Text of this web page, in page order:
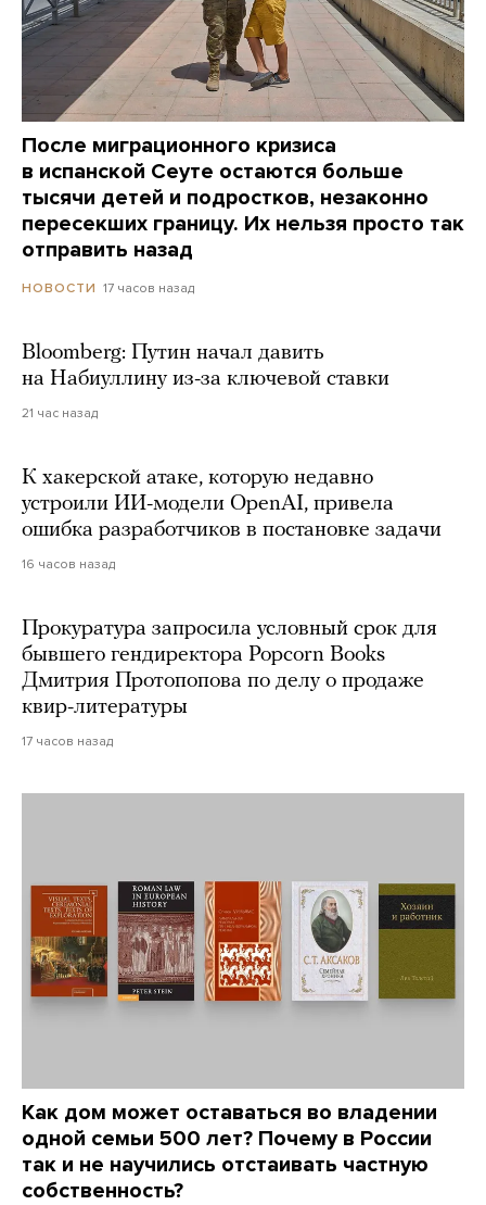
После миграционного кризиса
в испанской Сеуте остаются больше
тысячи детей и подростков, незаконно
пересекших границу. Их нельзя просто так
отправить назад
НОВОСТИ 17 часов назад
Bloomberg: Путин начал давить
на Набиуллину из-за ключевой ставки
21 час назад
К хакерской атаке, которую недавно
устроили ИИ-модели OpenAI, привела
ошибка разработчиков в постановке задачи
16 часов назад
Прокуратура запросила условный срок для
бывшего гендиректора Popcorn Books
Дмитрия Протопопова по делу о продаже
квир-литературы
17 часов назад
Как дом может оставаться во владении
одной семьи 500 лет? Почему в России
так и не научились отстаивать частную
собственность?